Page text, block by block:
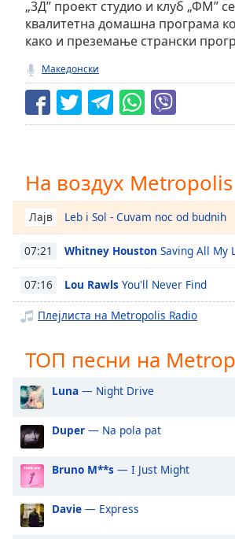
Time-
Playback
Chapters
Descriptions
descriptions
off,
selected
Subtitles
subtitles
subtitles
settings
dialog
off
selected
Audio
Picture-
„3Д” проект студио и клуб „ФМ”
квалитетна домашна програма
како и преземање странски
Македонски
На воздух
Лајв Leb i Sol - Cuvam noc od budnih
07:21 Whitney Houston Saving All My
07:16 Lou Rawls You'll Never Find
Плејлиста на Metropolis Radio
ТОП песни на
Luna — Night Drive
Duper — Na pola pat
Bruno M**s — I Just Might
Davie — Express